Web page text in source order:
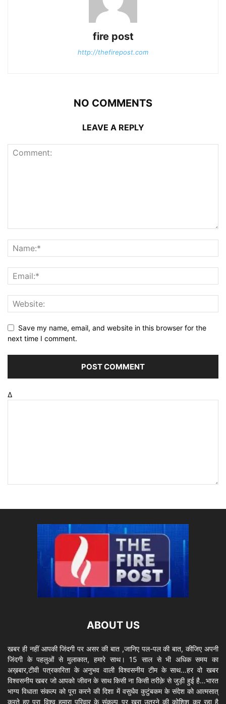
fire post
http://thefirepost.com
NO COMMENTS
LEAVE A REPLY
Save my name, email, and website in this browser for the
next time I comment.
Δ
ABOUT US
खबर ही नहीं आपकी जिंदगी पर असर की बात ,जानिए पल-पल की बात, कीजिए अपनी
जिंदगी के पहलुओं से मुलाकात, हमारे साथ। 15 साल से भी अधिक समय का
अख़बार,टीवी पत्रकारिता के अनुभव वाली विश्वसनीय टीम के साथ…हर वो खबर
विश्वसनीय खबर जो आपको जीवन के साथ किसी ना किसी तरीक़े से जुड़ी हुई है…भारत
भाग्य विधाता संकल्प को पूरा करने की दिशा में वसुधैव कुटुंबकम के संदेश को आत्मसात्
करते हुए पूरा विश्व हमारा परिवार के संकल्प पर खरा उतरने की कोशिश कर रहा है